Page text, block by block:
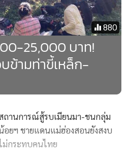
นหนึ่งของรัฐฉาน เป็นที่ตั้งของฐาน
หญ่ ภาคพื้นที่ 1 แต่ก็อยู่ไกลถึงตรง
ราย นอกจากนี้ยังมีกองกำลังของ
รองพิเศษที่ 2 และที่ 4 รวมทั้งใน
พันธมิตรกับรัฐบาลทหารเมียนมา
นๆ ขณะที่กลุ่มโกกั้ง ที่เปิดปฏิบัติ
านที่มั่นอยู่ไกลถึงทางตอนเหนือติด
กเคยมีชาวเมียนมาจำนวนมาก
ลทหารเมียนมาในช่วงที่มีทหาร
880
25,000 บาท!
ข้ามท่าขี้เหล็ก-
ถานการณ์สู้รบเมียนมา-ชนกลุ่ม
อยฯ ชายแดนแม่ฮ่องสอนยังสงบ
ม่กระทบคนไทย